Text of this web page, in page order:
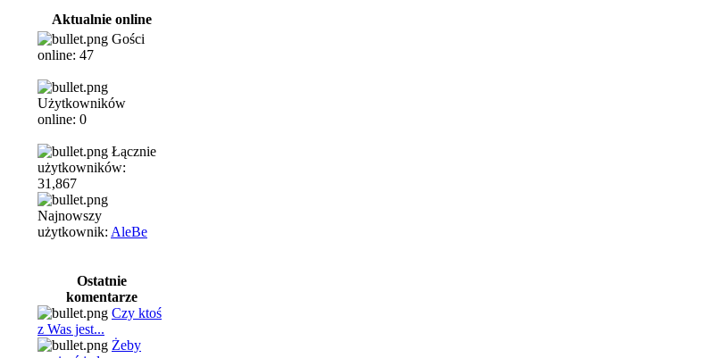
Aktualnie online
Gości
online: 47
Użytkowników
online: 0
Łącznie
użytkowników:
31,867
Najnowszy
użytkownik: AleBe
Ostatnie
komentarze
Czy ktoś
z Was jest...
Żeby